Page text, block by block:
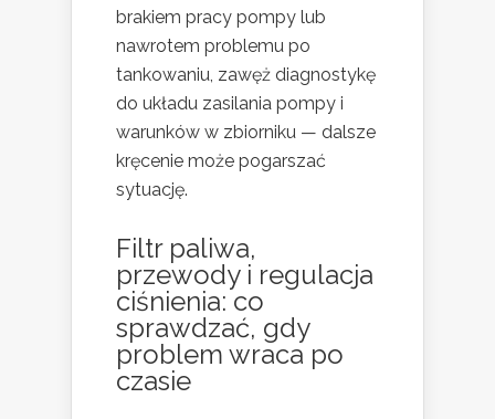
brakiem pracy pompy lub
nawrotem problemu po
tankowaniu, zawęż diagnostykę
do układu zasilania pompy i
warunków w zbiorniku — dalsze
kręcenie może pogarszać
sytuację.
Filtr paliwa,
przewody i regulacja
ciśnienia: co
sprawdzać, gdy
problem wraca po
czasie